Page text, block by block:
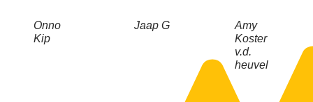
Onno
Kip
Jaap G
Amy
Koster
v.d.
heuvel